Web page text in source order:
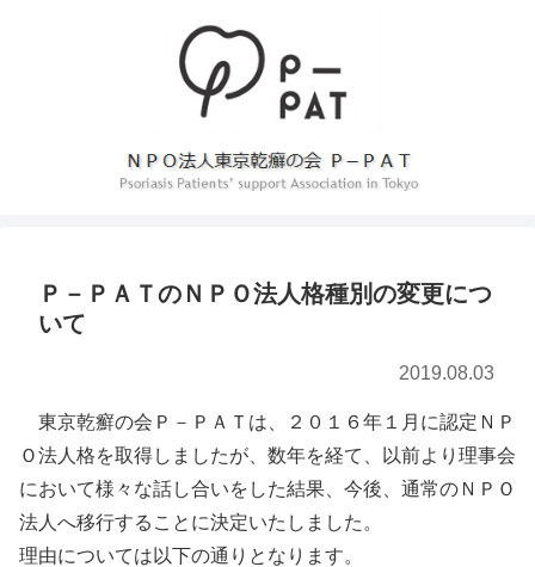
Ｐ－ＰＡＴのＮＰＯ法人格種別の変更につ
いて
2019.08.03
東京乾癬の会Ｐ－ＰＡＴは、２０１６年１月に認定ＮＰ
Ｏ法人格を取得しましたが、数年を経て、以前より理事会
において様々な話し合いをした結果、今後、通常のＮＰＯ
法人へ移行することに決定いたしました。
理由については以下の通りとなります。